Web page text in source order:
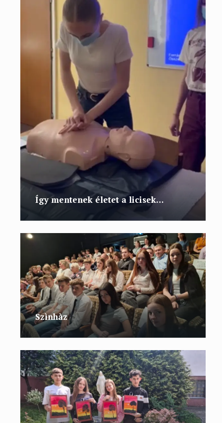
Így mentenek életet a licisek…
Szìnhàz